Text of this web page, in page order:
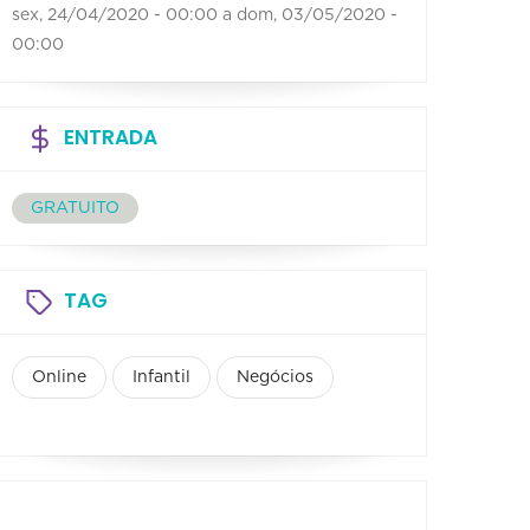
sex, 24/04/2020 - 00:00 a dom, 03/05/2020 -
00:00
ENTRADA
GRATUITO
TAG
Online Infantil Negócios